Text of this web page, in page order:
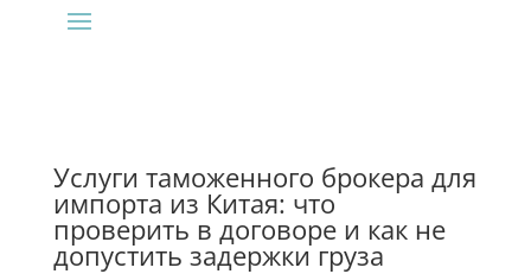
Услуги таможенного брокера для
импорта из Китая: что
проверить в договоре и как не
допустить задержки груза